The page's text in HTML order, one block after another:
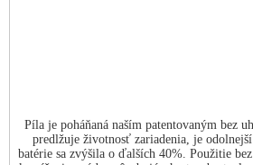
Píla je poháňaná naším patentovaným bez
predlžuje životnosť zariadenia, je
batérie sa zvýšila o ďalších 40%. Použitie